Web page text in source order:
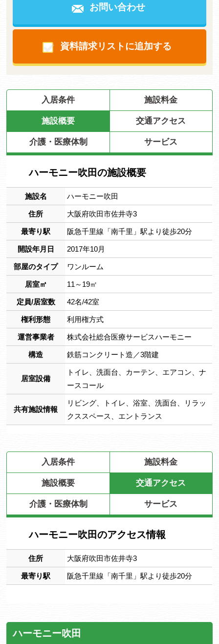
お問い合わせ
資料請求リストに追加する
入居条件 施設料金
施設概要 交通アクセス
介護・医療体制 サービス
ハーモニー吹田の施設概要
施設名 ハーモニー吹田
住所 大阪府吹田市佐井寺3
最寄り駅 阪急千里線「南千里」駅より徒歩20分
開設年月日 2017年10月
部屋のタイプ ワンルーム
居室㎡ 11～19㎡
定員/居室数 42名/42室
権利形態 利用権方式
運営事業者 株式会社総合医療サービスハーモニー
構造 鉄筋コンクリート造／3階建
居室設備
トイレ、洗面台、カーテン、エアコン、ナ
ースコール
共有施設情報
リビング、トイレ、浴室、洗面台、リラッ
クススペース、エントランス
入居条件 施設料金
施設概要 交通アクセス
介護・医療体制 サービス
ハーモニー吹田のアクセス情報
住所 大阪府吹田市佐井寺3
最寄り駅 阪急千里線「南千里」駅より徒歩20分
ハーモニー吹田